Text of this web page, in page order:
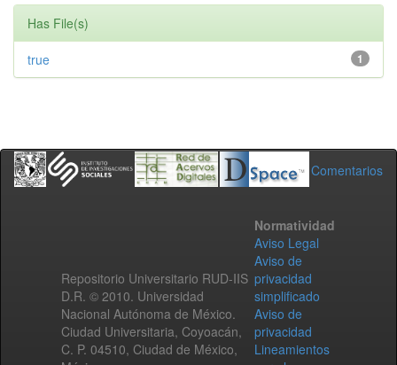
Has File(s)
1
true
Comentarios
Repositorio Universitario RUD-IIS
D.R. © 2010. Universidad
Nacional Autónoma de México.
Ciudad Universitaria, Coyoacán,
C. P. 04510, Ciudad de México,
Normatividad
Aviso Legal
Aviso de
privacidad
simplificado
Aviso de
privacidad
Lineamientos